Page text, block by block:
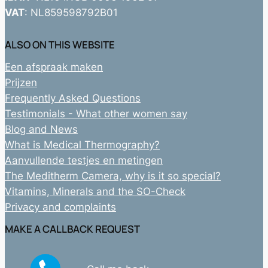
VAT: NL859598792B01
ALSO ON THIS WEBSITE
Een afspraak maken
Prijzen
Frequently Asked Questions
Testimonials - What other women say
Blog and News
What is Medical Thermography?
Aanvullende testjes en metingen
The Meditherm Camera, why is it so special?
Vitamins, Minerals and the SO-Check
Privacy and complaints
MAKE A CALLBACK REQUEST